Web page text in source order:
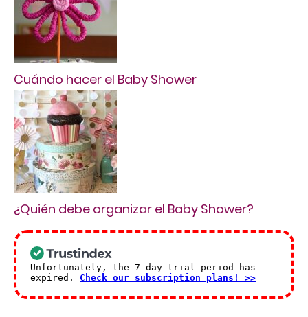
Cuándo hacer el Baby Shower
¿Quién debe organizar el Baby Shower?